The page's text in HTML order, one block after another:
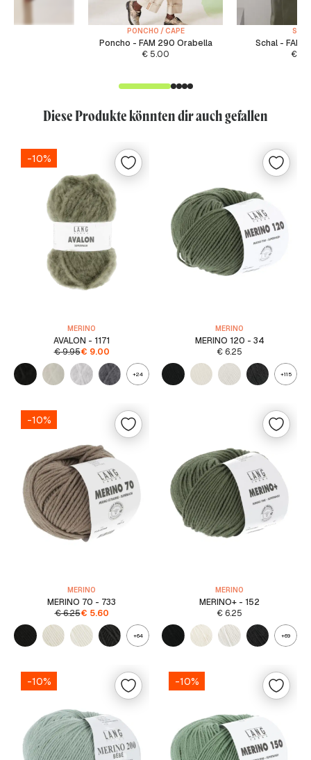
PONCHO / CAPE
Poncho - FAM 290 Orabella
€ 5.00
Schal - FAM
€
Diese Produkte könnten dir auch gefallen
-10%
MERINO
AVALON - 1171
€9.95€ 9.00
+24
MERINO
MERINO 120 - 34
€ 6.25
+115
-10%
MERINO
MERINO 70 - 733
€6.25€ 5.60
+64
MERINO
MERINO+ - 152
€ 6.25
+69
-10% -10%